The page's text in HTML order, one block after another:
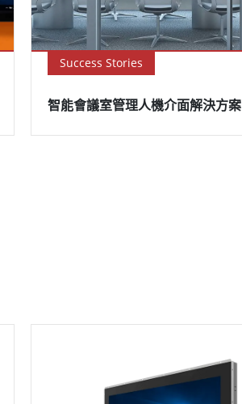
Success Stories
智能會議室管理人機介面解決方案